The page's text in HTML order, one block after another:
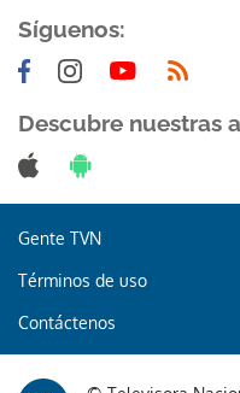
Gracias por
Síguenos:
Descubre nuestras
Gente TVN
Términos de uso
Contáctenos